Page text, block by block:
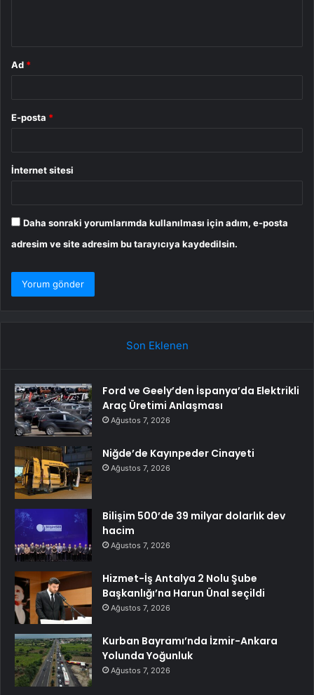
Ad *
E-posta *
İnternet sitesi
Daha sonraki yorumlarımda kullanılması için adım, e-posta
adresim ve site adresim bu tarayıcıya kaydedilsin.
Son Eklenen
Ford ve Geely’den İspanya’da Elektrikli
Araç Üretimi Anlaşması
Ağustos 7, 2026
Niğde’de Kayınpeder Cinayeti
Ağustos 7, 2026
Bilişim 500’de 39 milyar dolarlık dev
hacim
Ağustos 7, 2026
Hizmet-İş Antalya 2 Nolu Şube
Başkanlığı’na Harun Ünal seçildi
Ağustos 7, 2026
Kurban Bayramı’nda İzmir-Ankara
Yolunda Yoğunluk
Ağustos 7, 2026